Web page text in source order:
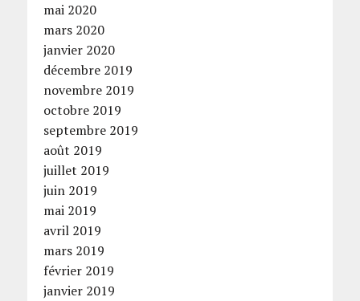
mai 2020
mars 2020
janvier 2020
décembre 2019
novembre 2019
octobre 2019
septembre 2019
août 2019
juillet 2019
juin 2019
mai 2019
avril 2019
mars 2019
février 2019
janvier 2019